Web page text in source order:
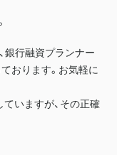
銀行融資プランナー
おります。お気軽に
いますが、その正確